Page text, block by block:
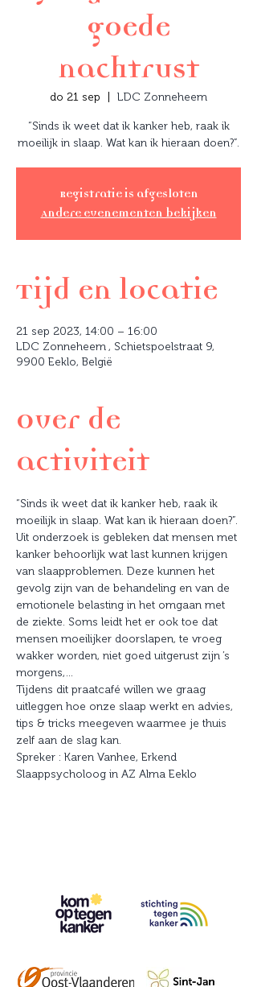
goede
nachtrust
do 21 sep LDC Zonneheem
“Sinds ik weet dat ik kanker heb, raak ik
moeilijk in slaap. Wat kan ik hieraan doen?”.
Registratie is afgesloten
Andere evenementen bekijken
Tijd en locatie
21 sep 2023, 14:00 – 16:00
LDC Zonneheem , Schietspoelstraat 9,
9900 Eeklo, België
Over de
activiteit
“Sinds ik weet dat ik kanker heb, raak ik
moeilijk in slaap. Wat kan ik hieraan doen?”.
Uit onderzoek is gebleken dat mensen met
kanker behoorlijk wat last kunnen krijgen
van slaapproblemen. Deze kunnen het
gevolg zijn van de behandeling en van de
emotionele belasting in het omgaan met
de ziekte. Soms leidt het er ook toe dat
mensen moeilijker doorslapen, te vroeg
wakker worden, niet goed uitgerust zijn ’s
morgens,…
Tijdens dit praatcafé willen we graag
uitleggen hoe onze slaap werkt en advies,
tips & tricks meegeven waarmee je thuis
zelf aan de slag kan.
Spreker : Karen Vanhee, Erkend
Slaappsycholoog in AZ Alma Eeklo